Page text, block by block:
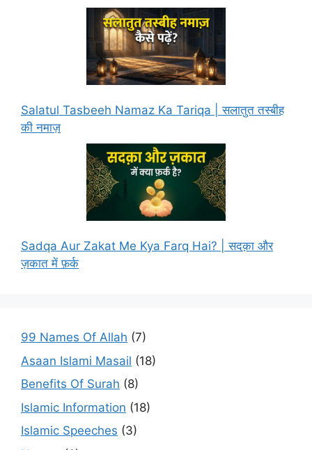
Salatul Tasbeeh Namaz Ka Tariqa | सलातुत तस्बीह
की नमाज़
Sadqa Aur Zakat Me Kya Farq Hai? | सदक़ा और
ज़कात में फ़र्क
99 Names Of Allah (7)
Asaan Islami Masail (18)
Benefits Of Surah (8)
Islamic Information (18)
Islamic Speeches (3)